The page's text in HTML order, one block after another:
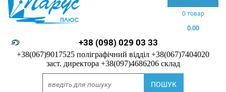
0 товар
0.00
+38 (098) 029 03 33
+38(067)9017525 поліграфічний відділ +38(067)7404020
заст. директора +38(097)4686206 склад